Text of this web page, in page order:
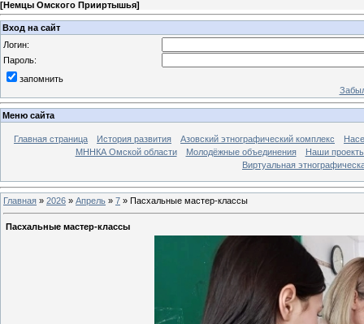
[Немцы Омского Прииртышья]
Вход на сайт
Логин:
Пароль:
запомнить
Меню сайта
Главная страница История развития Азовский этнографический комплекс
МННКА Омской области
Молодёжные объединения
Наши
Виртуальная
Главная » 2026 » Апрель » 7 » Пасхальные мастер-классы
Пасхальные мастер-классы